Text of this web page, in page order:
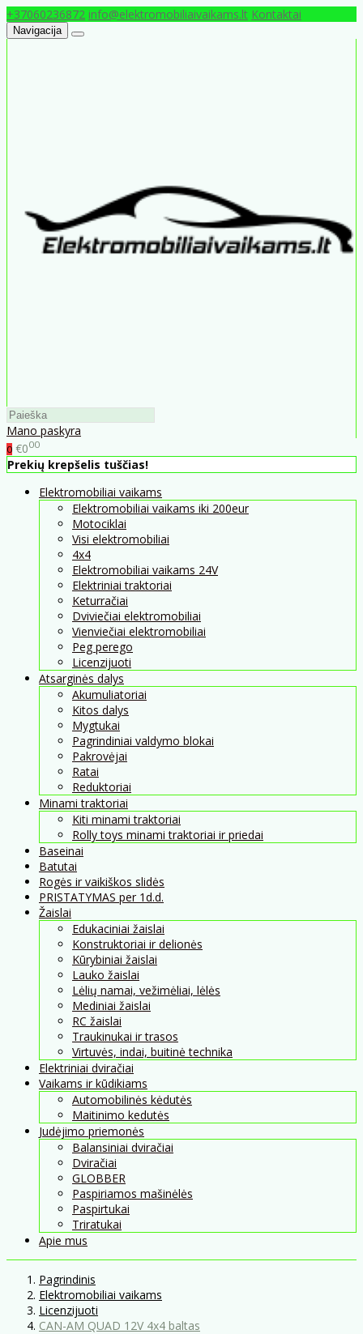
+37060236872 info@elektromobiliaivaikams.lt Kontaktai
Navigacija
Mano paskyra
0 €000
Prekių krepšelis tuščias!
Elektromobiliai vaikams
Elektromobiliai vaikams iki 200eur
Motociklai
Visi elektromobiliai
4x4
Elektromobiliai vaikams 24V
Elektriniai traktoriai
Keturračiai
Dviviečiai elektromobiliai
Vienviečiai elektromobiliai
Peg perego
Licenzijuoti
Atsarginės dalys
Akumuliatoriai
Kitos dalys
Mygtukai
Pagrindiniai valdymo blokai
Pakrovėjai
Ratai
Reduktoriai
Minami traktoriai
Kiti minami traktoriai
Rolly toys minami traktoriai ir priedai
Baseinai
Batutai
Rogės ir vaikiškos slidės
PRISTATYMAS per 1d.d.
Žaislai
Edukaciniai žaislai
Konstruktoriai ir delionės
Kūrybiniai žaislai
Lauko žaislai
Lėlių namai, vežimėliai, lėlės
Mediniai žaislai
RC žaislai
Traukinukai ir trasos
Virtuvės, indai, buitinė technika
Elektriniai dviračiai
Vaikams ir kūdikiams
Automobilinės kėdutės
Maitinimo kedutės
Judėjimo priemonės
Balansiniai dviračiai
Dviračiai
GLOBBER
Paspiriamos mašinėlės
Paspirtukai
Triratukai
Apie mus
Pagrindinis
Elektromobiliai vaikams
Licenzijuoti
CAN-AM QUAD 12V 4x4 baltas